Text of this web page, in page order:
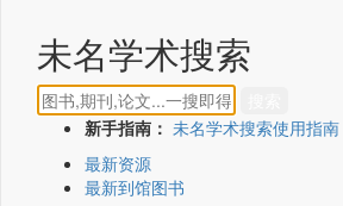
未名学术搜索
新手指南： 未名学术搜索使用指南
最新资源
最新到馆图书